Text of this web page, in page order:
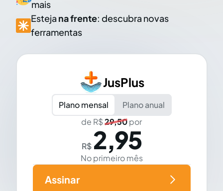
mais
Esteja na frente: descubra novas
ferramentas
JusPlus
Plano mensal
Plano anual
de R$29,50por
R$ 2,95
No primeiro mês
Assinar